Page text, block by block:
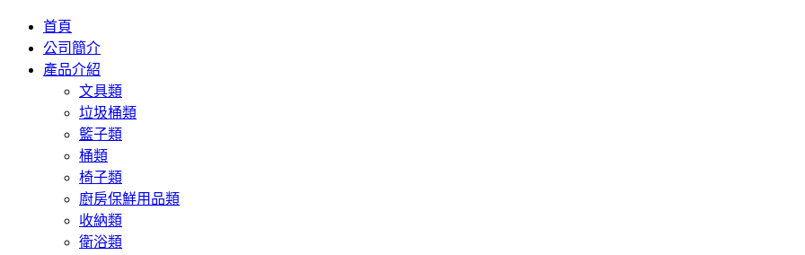
首頁
公司簡介
產品介紹
文具類
垃圾桶類
籃子類
桶類
椅子類
廚房保鮮用品類
收納類
衛浴類